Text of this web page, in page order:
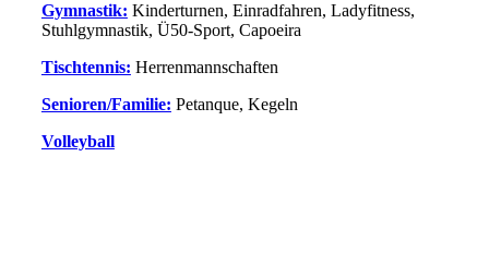
Gymnastik: Kinderturnen, Einradfahren, Ladyfitness,
Stuhlgymnastik, Ü50-Sport, Capoeira
Tischtennis: Herrenmannschaften
Senioren/Familie: Petanque, Kegeln
Volleyball